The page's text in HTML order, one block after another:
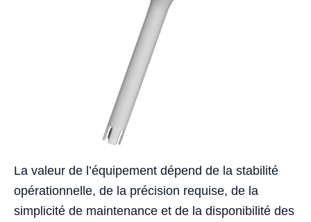
La valeur de l’équipement dépend de la stabilité
opérationnelle, de la précision requise, de la
simplicité de maintenance et de la disponibilité des